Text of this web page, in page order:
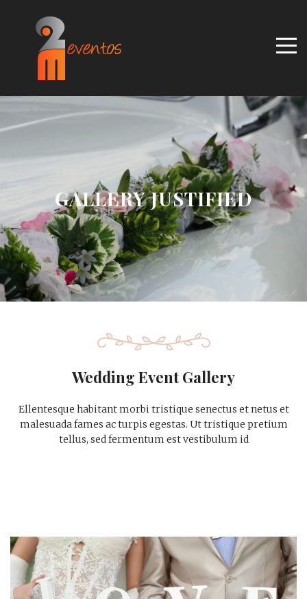
GALLERY JUSTIFIED
Wedding Event Gallery
Ellentesque habitant morbi tristique senectus et netus et
malesuada fames ac turpis egestas. Ut tristique pretium
tellus, sed fermentum est vestibulum id